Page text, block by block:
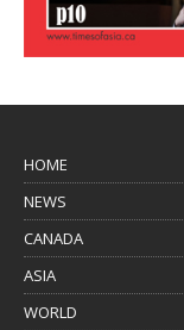
HOME
NEWS
CANADA
ASIA
WORLD